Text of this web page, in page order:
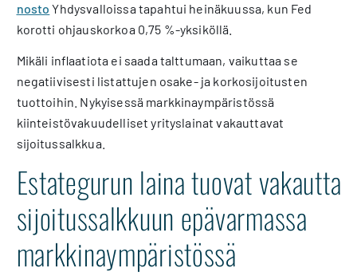
nosto Yhdysvalloissa tapahtui heinäkuussa, kun Fed
korotti ohjauskorkoa 0,75 %-yksiköllä.
Mikäli inflaatiota ei saada talttumaan, vaikuttaa se
negatiivisesti listattujen osake- ja korkosijoitusten
tuottoihin. Nykyisessä markkinaympäristössä
kiinteistövakuudelliset yrityslainat vakauttavat
sijoitussalkkua.
Estategurun laina tuovat vakautta
sijoitussalkkuun epävarmassa
markkinaympäristössä